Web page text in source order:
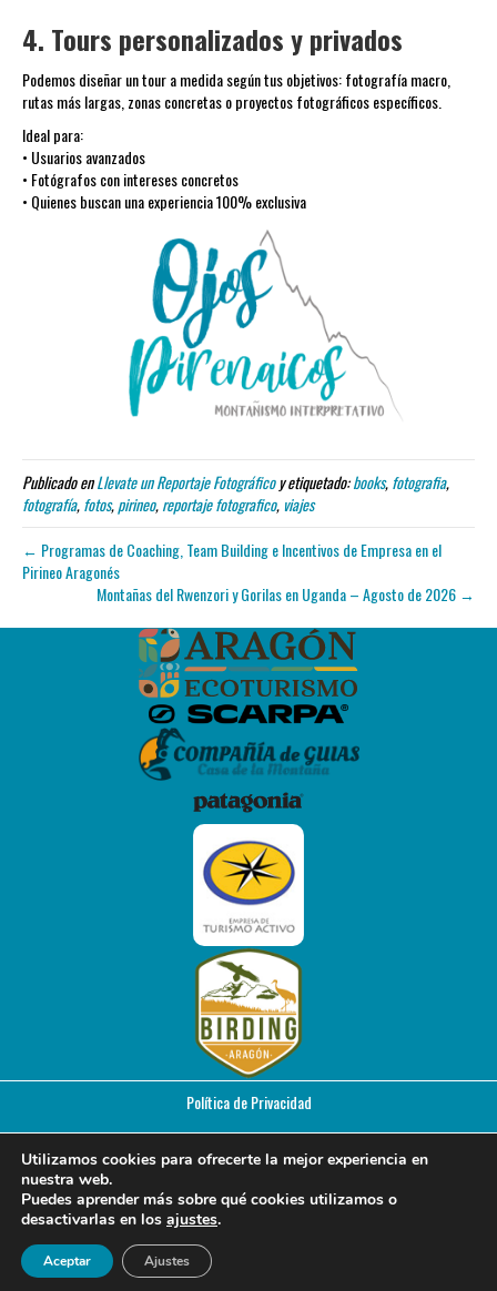
4. Tours personalizados y privados
Podemos diseñar un tour a medida según tus objetivos: fotografía macro,
rutas más largas, zonas concretas o proyectos fotográficos específicos.
Ideal para:
• Usuarios avanzados
• Fotógrafos con intereses concretos
• Quienes buscan una experiencia 100% exclusiva
Publicado enLlevate un Reportaje Fotográficoy etiquetado:books,fotografia,
fotografía,fotos,pirineo,reportaje fotografico,viajes
← Programas de Coaching, Team Building e Incentivos de Empresa en el
Pirineo Aragonés
Montañas del Rwenzori y Gorilas en Uganda – Agosto de 2026 →
Política de Privacidad
Política de Cookies
Declaración de Accesibilidad
Utilizamos cookies para ofrecerte la mejor experiencia en
nuestra web.
Puedes aprender más sobre qué cookies utilizamos o
desactivarlas en los ajustes.
Aceptar Ajustes